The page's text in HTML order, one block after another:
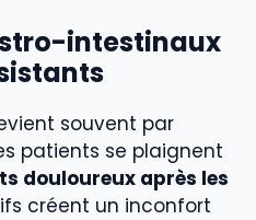
intestinaux
souvent par
patients se plaignent
douloureux après les
créent un inconfort